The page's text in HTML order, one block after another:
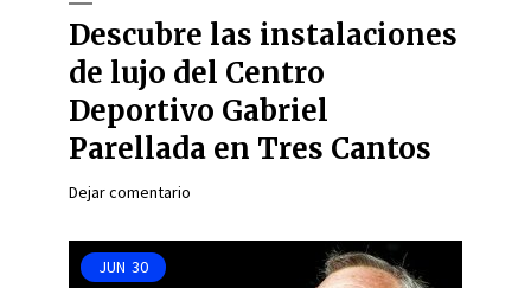
Descubre las instalaciones
de lujo del Centro
Deportivo Gabriel
Parellada en Tres Cantos
Dejar comentario
JUN 30